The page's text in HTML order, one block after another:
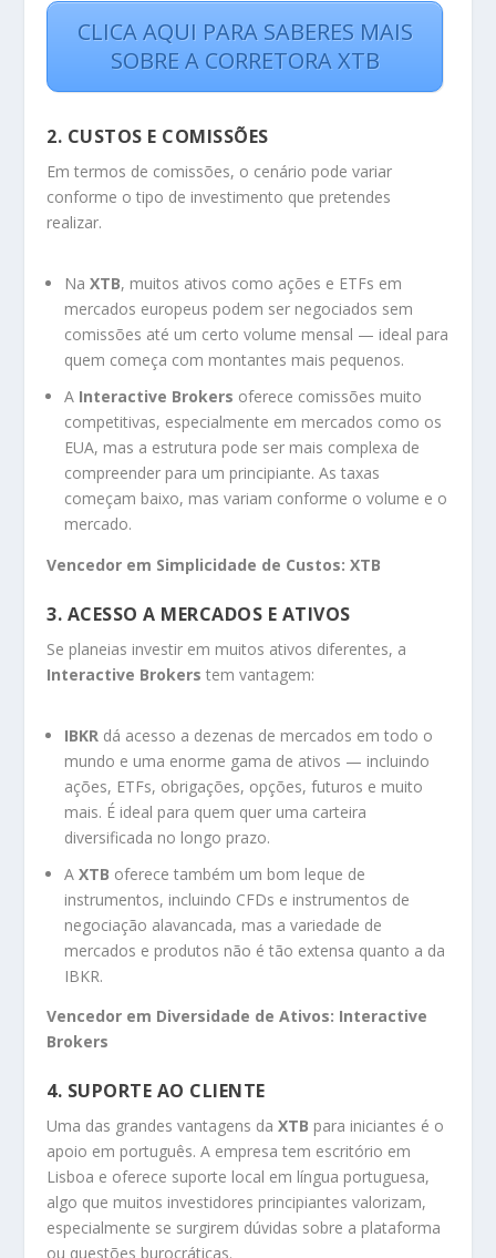
CLICA AQUI PARA SABERES MAIS
SOBRE A CORRETORA XTB
2. CUSTOS E COMISSÕES
Em termos de comissões, o cenário pode variar
conforme o tipo de investimento que pretendes
realizar.
NaXTB, muitos ativos como ações e ETFs em
mercados europeus podem ser negociados sem
comissões até um certo volume mensal — ideal para
quem começa com montantes mais pequenos.
A Interactive Brokers oferece comissões muito
competitivas, especialmente em mercados como os
EUA, mas a estrutura pode ser mais complexa de
compreender para um principiante. As taxas
começam baixo, mas variam conforme o volume e o
mercado.
Vencedor em Simplicidade de Custos: XTB
3. ACESSO A MERCADOS E ATIVOS
Se planeias investir em muitos ativos diferentes, a
Interactive Brokers tem vantagem:
IBKR dá acesso a dezenas de mercados em todo o
mundo e uma enorme gama de ativos — incluindo
ações, ETFs, obrigações, opções, futuros e muito
mais. É ideal para quem quer uma carteira
diversificada no longo prazo.
AXTB oferece também um bom leque de
instrumentos, incluindo CFDs e instrumentos de
negociação alavancada, mas a variedade de
mercados e produtos não é tão extensa quanto a da
IBKR.
Vencedor em Diversidade de Ativos: Interactive
Brokers
4. SUPORTE AO CLIENTE
Uma das grandes vantagens daXTB para iniciantes é o
apoio em português. A empresa tem escritório em
Lisboa e oferece suporte local em língua portuguesa,
algo que muitos investidores principiantes valorizam,
especialmente se surgirem dúvidas sobre a plataforma
ou questões burocráticas.